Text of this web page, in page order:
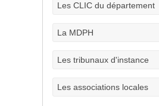
Les CLIC du département
La MDPH
Les tribunaux d'instance
Les associations locales